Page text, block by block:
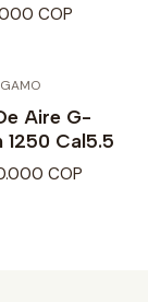
COP
GAMO
Aire G-
1250 Cal5.5
COP